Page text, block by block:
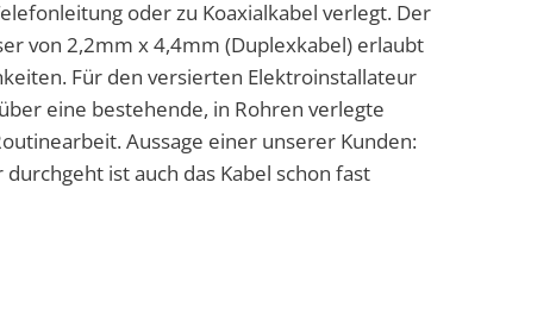
oder zu Koaxialkabel verlegt. Der
von 2,2mm x 4,4mm (Duplexkabel) erlaubt
Für den versierten Elektroinstallateur
eine bestehende, in Rohren verlegte
Aussage einer unserer Kunden:
ist auch das Kabel schon fast